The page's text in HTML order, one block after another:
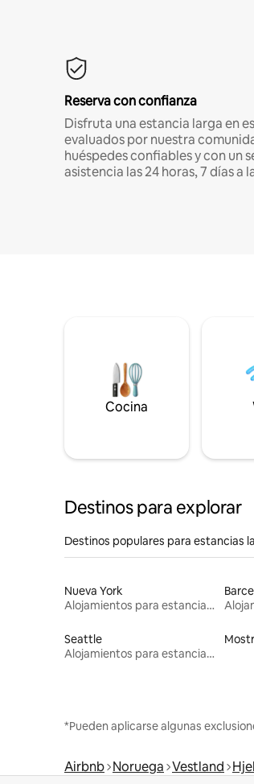
Reserva con confianza
Disfruta una estancia larga en
evaluados por nuestra
huéspedes confiables y con un
asistencia las 24 horas, 7 días a
Cocina
Destinos para explorar
Destinos populares para estancias
Nueva York
Alojamientos para estancias largas
Seattle
Alojamientos para estancias largas
*Pueden aplicarse algunas
Airbnb Noruega Vestland